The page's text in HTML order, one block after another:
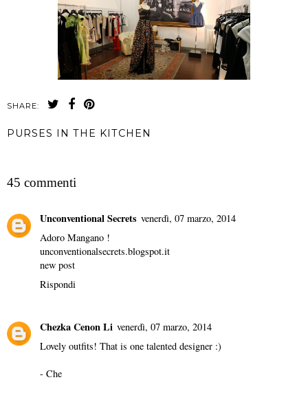
SHARE:
PURSES IN THE KITCHEN
45 commenti
Unconventional Secrets venerdì, 07 marzo, 2014
Adoro Mangano !
unconventionalsecrets.blogspot.it
new post
Rispondi
Chezka Cenon Li venerdì, 07 marzo, 2014
Lovely outfits! That is one talented designer :)
- Che